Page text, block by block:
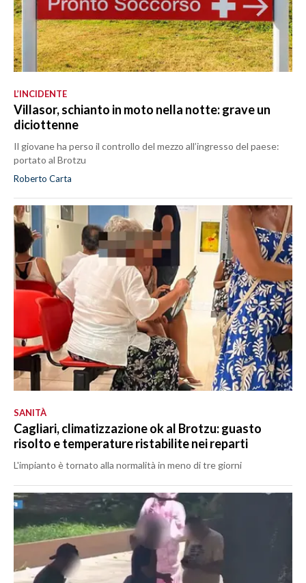
L’INCIDENTE
Villasor, schianto in moto nella notte: grave un
diciottenne
Il giovane ha perso il controllo del mezzo all’ingresso del paese:
portato al Brotzu
Roberto Carta
SANITÀ
Cagliari, climatizzazione ok al Brotzu: guasto
risolto e temperature ristabilite nei reparti
L'impianto è tornato alla normalità in meno di tre giorni